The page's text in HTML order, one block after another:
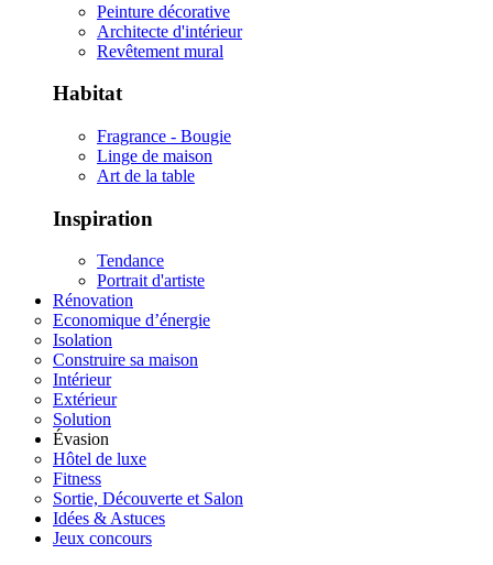
Peinture décorative
Architecte d'intérieur
Revêtement mural
Habitat
Fragrance - Bougie
Linge de maison
Art de la table
Inspiration
Tendance
Portrait d'artiste
Rénovation
Economique d’énergie
Isolation
Construire sa maison
Intérieur
Extérieur
Solution
Évasion
Hôtel de luxe
Fitness
Sortie, Découverte et Salon
Idées & Astuces
Jeux concours